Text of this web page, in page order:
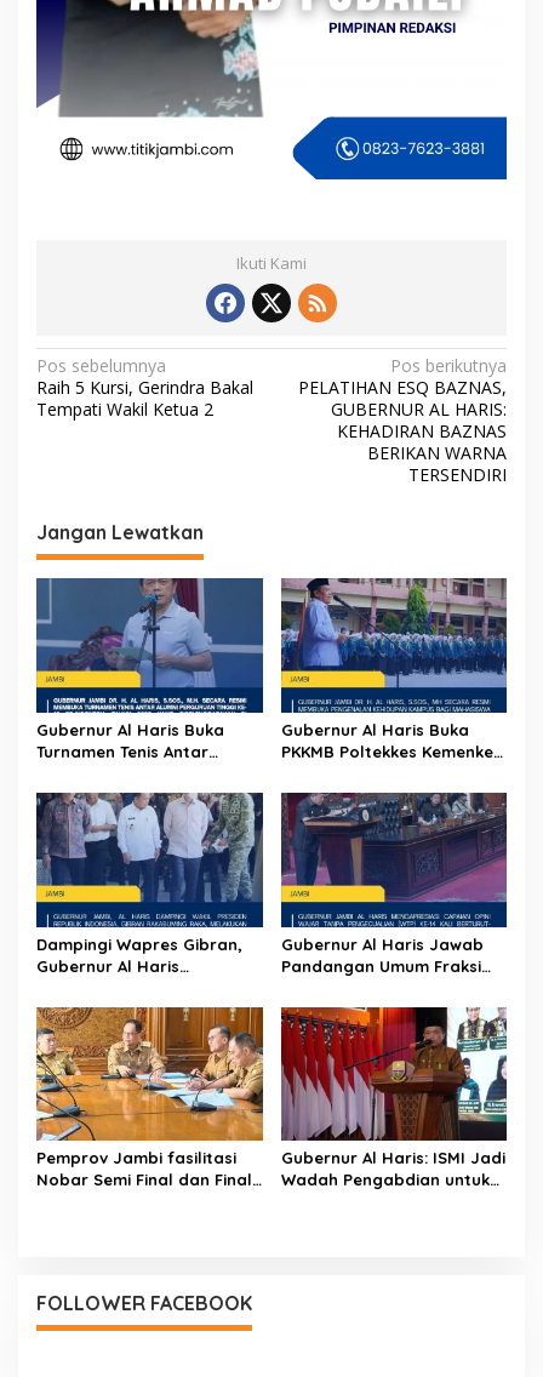
Ikuti Kami
N
a
a
s
i
p
o
s
Pos sebelumnya
Raih 5 Kursi, Gerindra Bakal
Tempati Wakil Ketua 2
Pos berikutnya
PELATIHAN ESQ BAZNAS,
GUBERNUR AL HARIS:
KEHADIRAN BAZNAS
BERIKAN WARNA
TERSENDIRI
Jangan Lewatkan
Gubernur Al Haris Buka
Turnamen Tenis Antar
16 se-Indonesia di UNJA
Gubernur Al Haris Buka
PKKMB Poltekkes Kemenkes
Strategis Tenaga
Kesehatan dan Promosi
Kesehatan
Dampingi Wapres Gibran,
Gubernur Al Haris
Tambahan Dokter Spesialis
untuk RSUD Raden
Mattaher
Gubernur Al Haris Jawab
Pandangan Umum Fraksi
Tata Kelola dan
Kesejahteraan Masyarakat
Pemprov Jambi fasilitasi
Nobar Semi Final dan Final
Gubernur Al Haris: ISMI Jadi
Wadah Pengabdian untuk
FOLLOWER FACEBOOK